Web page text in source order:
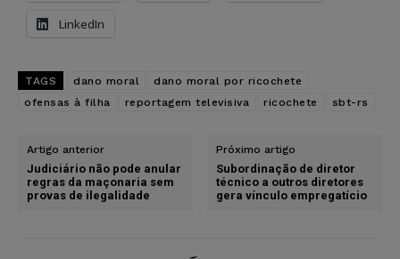
LinkedIn
TAGS dano moral
dano moral por ricochete
ofensas à filha
reportagem televisiva ricochete sbt-rs
Artigo anterior
Judiciário não pode anular
regras da maçonaria sem
provas de ilegalidade
Próximo artigo
Subordinação de diretor
técnico a outros diretores
gera vínculo empregatício